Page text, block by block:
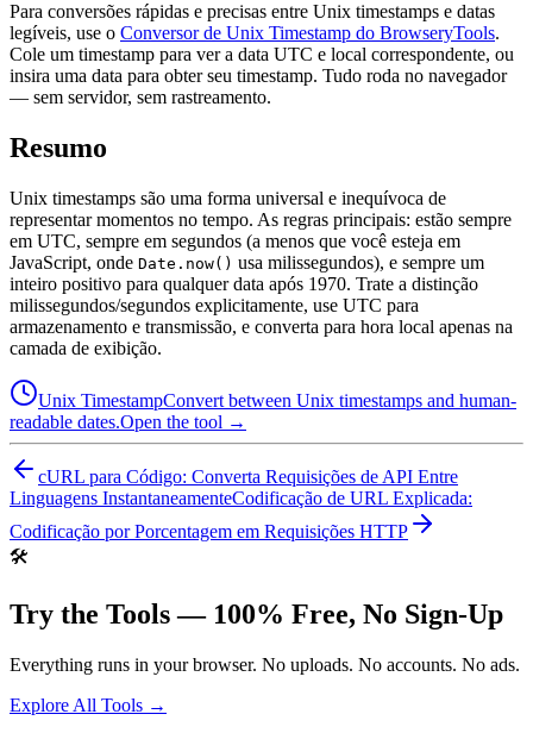
Para conversões rápidas e precisas entre Unix timestamps e datas
legíveis, use o Conversor de Unix Timestamp do BrowseryTools.
Cole um timestamp para ver a data UTC e local correspondente, ou
insira uma data para obter seu timestamp. Tudo roda no navegador
— sem servidor, sem rastreamento.
Resumo
Unix timestamps são uma forma universal e inequívoca de
representar momentos no tempo. As regras principais: estão sempre
em UTC, sempre em segundos (a menos que você esteja em
JavaScript, onde Date.now() usa milissegundos), e sempre um
inteiro positivo para qualquer data após 1970. Trate a distinção
milissegundos/segundos explicitamente, use UTC para
armazenamento e transmissão, e converta para hora local apenas na
camada de exibição.
Unix TimestampConvert between Unix timestamps and human-
readable dates.Open the tool →
cURL para Código: Converta Requisições de API Entre
Linguagens InstantaneamenteCodificação de URL Explicada:
Codificação por Porcentagem em Requisições HTTP
🛠️
Try the Tools — 100% Free, No Sign-Up
Everything runs in your browser. No uploads. No accounts. No ads.
Explore All Tools →